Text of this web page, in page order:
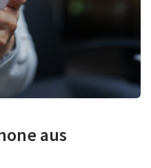
aus